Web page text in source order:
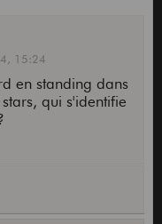
15:24
en standing dans
qui s'identifie